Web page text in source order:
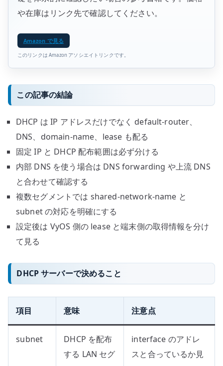
や在庫はリンク先で確認してください。
Amazon で見る
このリンクは Amazon アソシエイトリンクです。
この記事の結論
DHCP は IP アドレスだけでなく default-router、
DNS、domain-name、lease も配る
固定 IP と DHCP 配布範囲は必ず分ける
内部 DNS を使う場合は DNS forwarding や上流 DNS
と合わせて確認する
複数セグメントでは shared-network-name と
subnet の対応を明確にする
設定後は VyOS 側の lease と端末側の取得情報を分け
て見る
DHCP サーバーで決めること
項目 意味 注意点
subnet
DHCP を配布
する LAN セグ
interface のアドレ
スと合っているか見